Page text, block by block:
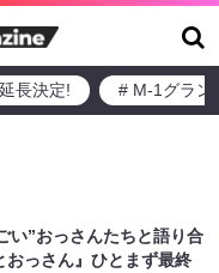
長決定! # M-1グラン
い”おっさんたちと語り合
おっさん』ひとまず最終